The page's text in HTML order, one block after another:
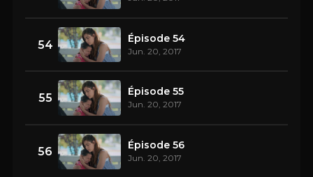
54 Épisode 54
Jun. 20, 2017
55 Épisode 55
Jun. 20, 2017
56 Épisode 56
Jun. 20, 2017